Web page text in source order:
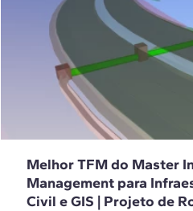
Melhor TFM do Master
Management para
Civil e GIS | Projeto de